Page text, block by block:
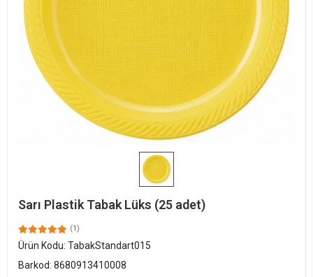
Sarı Plastik Tabak Lüks (25 adet)
(1)
Ürün Kodu: TabakStandart015
Barkod: 8680913410008